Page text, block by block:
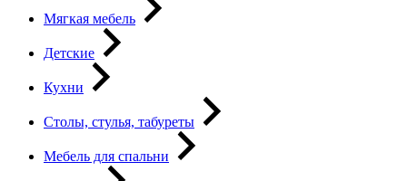
Мягкая мебель
Детские
Кухни
Столы, стулья, табуреты
Мебель для спальни